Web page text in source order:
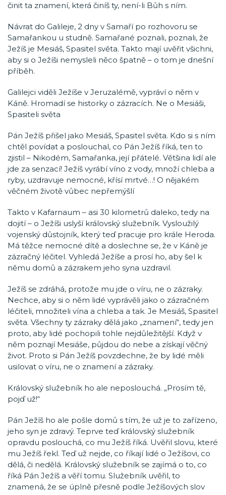
činit ta znamení, která činíš ty, není-li Bůh s ním.
Návrat do Galileje, 2 dny v Samaří po rozhovoru se
Samařankou u studně. Samařané poznali, poznali, že
Ježíš je Mesiáš, Spasitel světa. Takto mají uvěřit všichni,
aby si o Ježíši nemysleli něco špatně – o tom je dnešní
příběh.
Galilejci viděli Ježíše v Jeruzalémě, vypráví o něm v
Káně. Hromadí se historky o zázracích. Ne o Mesiáši,
Spasiteli světa
Pán Ježíš přišel jako Mesiáš, Spasitel světa. Kdo si s ním
chtěl povídat a poslouchal, co Pán Ježíš říká, ten to
zjistil – Nikodém, Samařanka, její přátelé. Většina lidí ale
jde za senzací! Ježíš vyrábí víno z vody, množí chleba a
ryby, uzdravuje nemocné, křísí mrtvé…! O nějakém
věčném životě vůbec nepřemýšlí
Takto v Kafarnaum – asi 30 kilometrů daleko, tedy na
dojití – o Ježíši uslyší královský služebník. Vysloužilý
vojenský důstojník, který teď pracuje pro krále Heroda.
Má těžce nemocné dítě a doslechne se, že v Káně je
zázračný léčitel. Vyhledá Ježíše a prosí ho, aby šel k
němu domů a zázrakem jeho syna uzdravil.
Ježíš se zdráhá, protože mu jde o víru, ne o zázraky.
Nechce, aby si o něm lidé vyprávěli jako o zázračném
léčiteli, množiteli vína a chleba a tak. Je Mesiáš, Spasitel
světa. Všechny ty zázraky dělá jako „znamení“, tedy jen
proto, aby lidé pochopili tohle nejdůležitější. Když v
něm poznají Mesiáše, půjdou do nebe a získají věčný
život. Proto si Pán Ježíš povzdechne, že by lidé měli
usilovat o víru, ne o znamení a zázraky.
Královský služebník ho ale neposlouchá. „Prosím tě,
pojď už!“
Pán Ježíš ho ale pošle domů s tím, že už je to zařízeno,
jeho syn je zdravý. Teprve teď královský služebník
opravdu poslouchá, co mu Ježíš říká. Uvěřil slovu, které
mu Ježíš řekl. Teď už nejde, co říkají lidé o Ježíšovi, co
dělá, či nedělá. Královský služebník se zajímá o to, co
říká Pán Ježíš a věří tomu. Služebník uvěřil, to
znamená, že se úplně přesně podle Ježíšových slov